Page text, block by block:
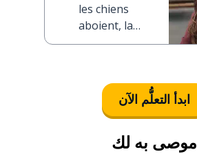
les chiens
aboient, la
caravane
ابدأ التعلُّم الآن
موصى به لك